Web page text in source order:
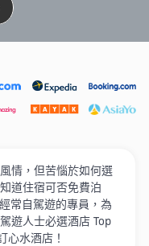
情，但苦惱於如何選
道住宿可否免費泊
常自駕遊的專員，為
遊人士必選酒店 Top
心水酒店！